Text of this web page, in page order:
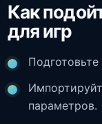
Как
для игр
параметров.